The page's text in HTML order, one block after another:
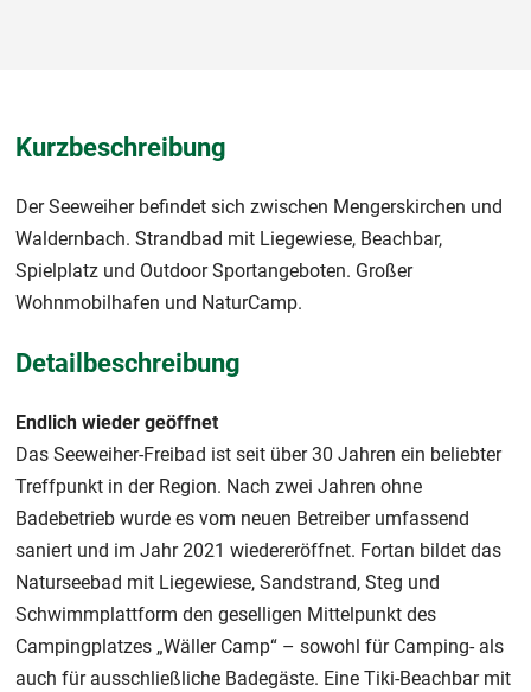
Kurzbeschreibung
Der Seeweiher befindet sich zwischen Mengerskirchen und
Waldernbach. Strandbad mit Liegewiese, Beachbar,
Spielplatz und Outdoor Sportangeboten. Großer
Wohnmobilhafen und NaturCamp.
Detailbeschreibung
Endlich wieder geöffnet
Das Seeweiher-Freibad ist seit über 30 Jahren ein beliebter
Treffpunkt in der Region. Nach zwei Jahren ohne
Badebetrieb wurde es vom neuen Betreiber umfassend
saniert und im Jahr 2021 wiedereröffnet. Fortan bildet das
Naturseebad mit Liegewiese, Sandstrand, Steg und
Schwimmplattform den geselligen Mittelpunkt des
Campingplatzes „Wäller Camp“ – sowohl für Camping- als
auch für ausschließliche Badegäste. Eine Tiki-Beachbar mit